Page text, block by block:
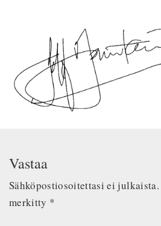
Vastaa
Sähköpostiosoitettasi ei julkaista.
merkitty *